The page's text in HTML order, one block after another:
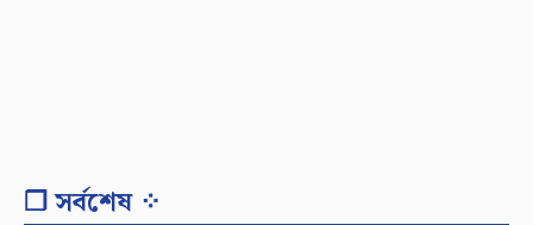
❐ সর্বশেষ ⁘